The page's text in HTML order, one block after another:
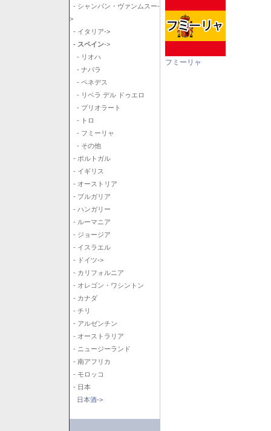
- シャンパン・ヴァンムスー-
>
- イタリア->
- スペイン->
- リオハ
- ナバラ
- ペネデス
- リベラ デル ドゥエロ
- プリオラート
- トロ
- フミーリャ
- その他
- ポルトガル
- イギリス
- オーストリア
- ブルガリア
- ハンガリー
- ルーマニア
- ジョージア
- イスラエル
- ドイツ->
- カリフォルニア
- オレゴン・ワシントン
- カナダ
- チリ
- アルゼンチン
- オーストラリア
- ニュージーランド
- 南アフリカ
- モロッコ
- 日本
日本酒->
フミーリャ